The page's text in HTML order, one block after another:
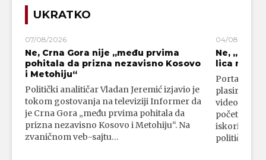
UKRATKO
07/08/2026
Ne, Crna Gora nije „među prvima
pohitala da prizna nezavisno Kosovo
i Metohiju“
Politički analitičar Vladan Jeremić izjavio je
tokom gostovanja na televiziji Informer da
je Crna Gora „među prvima pohitala da
prizna nezavisno Kosovo i Metohiju“. Na
zvaničnom veb-sajtu…
04/08/2026
Ne,
lica
Portal 24
plasirali su
video-
početka
iskorišćava
političkim